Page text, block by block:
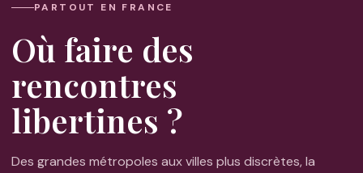
PARTOUT EN FRANCE
Où faire des
rencontres
libertines ?
Des grandes métropoles aux villes plus discrètes, la